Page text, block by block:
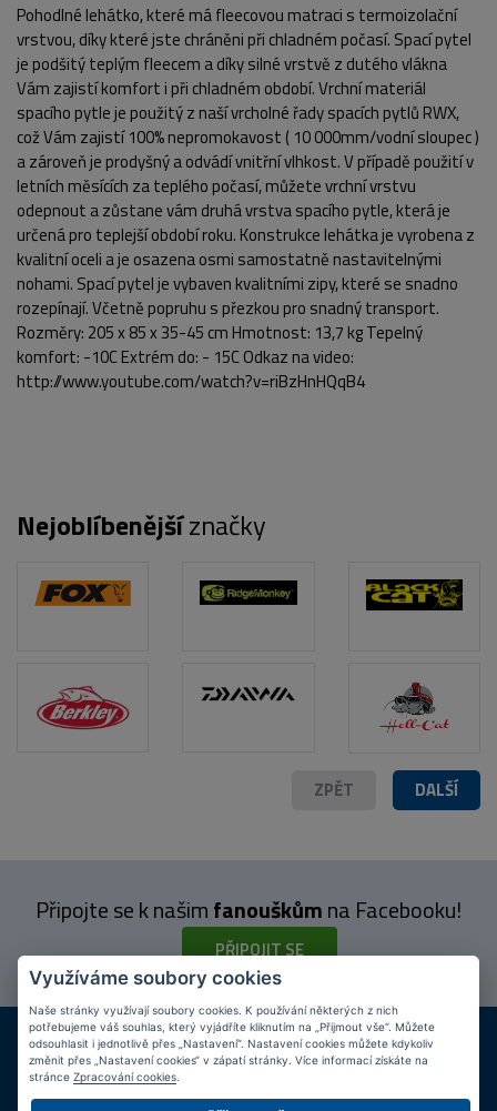
POPIS PRODUKTU FOTO (13)
Pohodlné lehátko, které má fleecovou matraci s termoizolační
vrstvou, díky které jste chráněni při chladném počasí. Spací pytel
je podšitý teplým fleecem a díky silné vrstvě z dutého vlákna
Vám zajistí komfort i při chladném období. Vrchní materiál
spacího pytle je použitý z naší vrcholné řady spacích pytlů RWX,
což Vám zajistí 100% nepromokavost ( 10 000mm/vodní sloupec )
a zároveň je prodyšný a odvádí vnitřní vlhkost. V případě použití v
letních měsících za teplého počasí, můžete vrchní vrstvu
odepnout a zůstane vám druhá vrstva spacího pytle, která je
určená pro teplejší období roku. Konstrukce lehátka je vyrobena z
kvalitní oceli a je osazena osmi samostatně nastavitelnými
nohami. Spací pytel je vybaven kvalitními zipy, které se snadno
rozepínají. Včetně popruhu s přezkou pro snadný transport.
Rozměry: 205 x 85 x 35-45 cm Hmotnost: 13,7 kg Tepelný
komfort: -10C Extrém do: - 15C Odkaz na video:
http://www.youtube.com/watch?v=riBzHnHQqB4
Nejoblíbenějšíznačky
DALŠÍ
ZPĚT
Připojte se k našimfanouškůmna Facebooku!
PŘIPOJIT SE
DOPRAVA ZDARMA
Při nákupu nad 2 000 Kč
KAMENNÉ PRODEJNY
Jsme na trhu více než 10 let
Využíváme soubory cookies
Naše stránky využívají soubory cookies. K používání některých z nich
potřebujeme váš souhlas, který vyjádříte kliknutím na „Přijmout vše“. Můžete
odsouhlasit i jednotlivě přes „Nastavení“. Nastavení cookies můžete kdykoliv
změnit přes „Nastavení cookies“ v zápatí stránky. Více informací získáte na
stránce Zpracování cookies